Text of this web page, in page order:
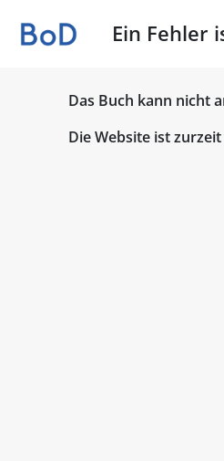
Ein Fehler
Das Buch kann nicht
Die Website ist